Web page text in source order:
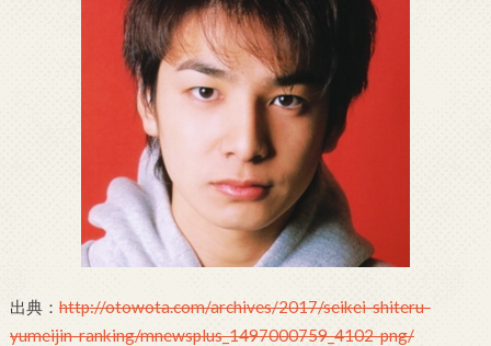
出典： http://otowota.com/archives/2017/seikei-shiteru-
yumeijin-ranking/mnewsplus_1497000759_4102-png/